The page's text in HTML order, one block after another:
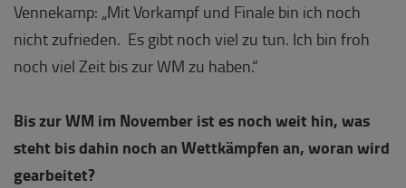
Vennekamp: „Mit Vorkampf und Finale bin ich noch
nicht zufrieden. Es gibt noch viel zu tun. Ich bin froh
noch viel Zeit bis zur WM zu haben.“
Bis zur WM im November ist es noch weit hin, was
steht bis dahin noch an Wettkämpfen an, woran wird
gearbeitet?